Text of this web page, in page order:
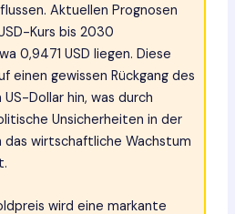
Aktuellen Prognosen
Kurs bis 2030
0,9471 USD liegen. Diese
einen gewissen Rückgang des
Dollar hin, was durch
Unsicherheiten in der
das wirtschaftliche Wachstum
wird eine markante